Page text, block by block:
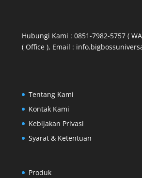
Hubungi Kami : 0851-7982-5757 (
( Office ), Email :
Tentang Kami
Kontak Kami
Kebijakan Privasi
Syarat & Ketentuan
Produk